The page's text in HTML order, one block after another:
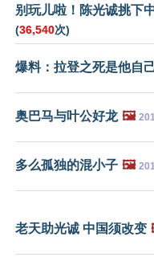
别玩儿啦！陈光诚挑下
(36,540次)
爆料：拉登之死是他自
奥巴马与叶公好龙 🖼️
多么孤独的混小子 🖼️
老天助光诚 中国须改变